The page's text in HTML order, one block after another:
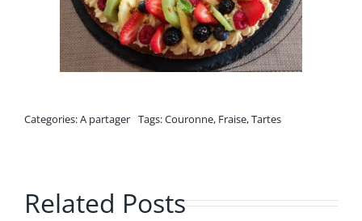
Categories:A partager Tags:Couronne, Fraise,Tartes
Related Posts